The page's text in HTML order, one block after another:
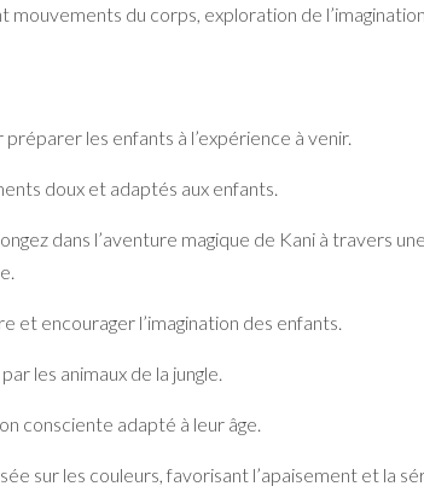
du corps, exploration de
les enfants à l’expérience à venir.
doux et adaptés aux enfants.
dans l’aventure magique de Kani à travers
et encourager l’imagination des enfants.
les animaux de la jungle.
consciente adapté à leur âge.
sur les couleurs, favorisant l’apaisement et la